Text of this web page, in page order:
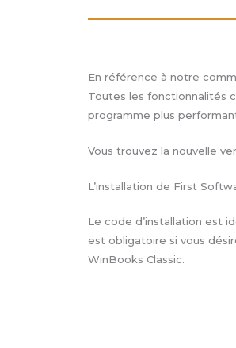
En référence à notre
Toutes les fonctionnalités
programme plus
Vous trouvez la nouvelle
L’installation de First
Le code d’installation est
est obligatoire si vous
WinBooks Classic.